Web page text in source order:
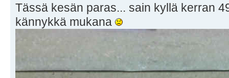
Tässä kesän paras... sain kyllä kerran
kännykkä mukana